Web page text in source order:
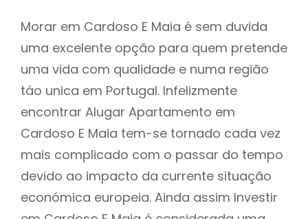
Morar em Cardoso E Maia é sem duvida
uma excelente opção para quem pretende
uma vida com qualidade e numa região
táo unica em Portugal. Infelizmente
encontrar Alugar Apartamento em
Cardoso E Maia tem-se tornado cada vez
mais complicado com o passar do tempo
devido ao impacto da currente situação
económica europeia. Ainda assim Investir